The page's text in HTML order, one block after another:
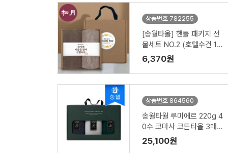
상품번호 782255
[송월타올] 핸들 패키지 선
물세트 NO.2 (호텔수건 15
0G 30수 2매+띠지+스티
커)
6,370원
상품번호 864560
송월타월 루미에르 220g 4
0수 코마사 코튼타올 3매
기프트세트 선물 답례품
25,100원